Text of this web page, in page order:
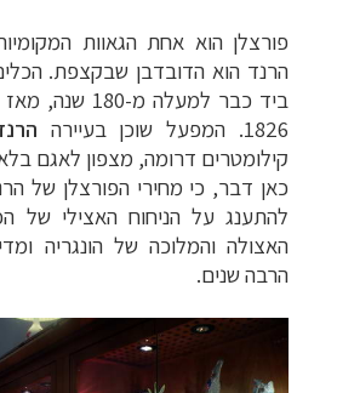
פורצלן הוא אחת הגאוות
הרנד הוא הדובדבן שבקצפת.
ביד כבר למעלה
1826. המפעל שוכן בעיירה
קילומטרים דרומה, מצפון לאגם
כאן דבר, כי מחירי הפורצלן של
להתענג על הניחוח האצילי של
האצולה והמלוכה של הונגריה
הרבה שנים.